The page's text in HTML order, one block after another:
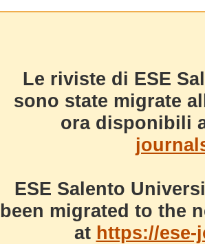
Le riviste di ESE
sono state migrate
ora disponibili
ESE Salento
been migrated to the
at https://